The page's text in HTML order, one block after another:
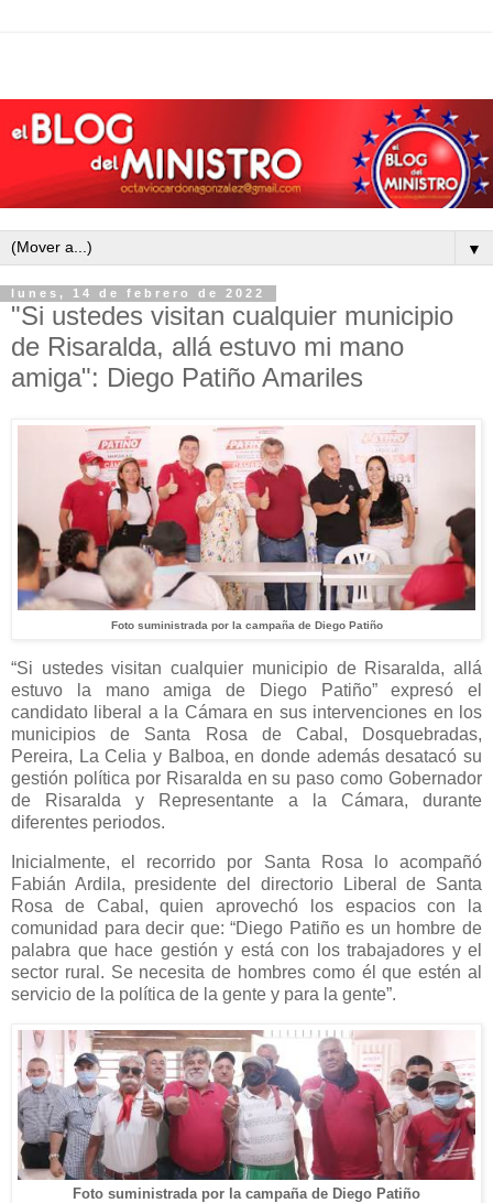
▼
lunes, 14 de febrero de 2022
"Si ustedes visitan cualquier municipio
de Risaralda, allá estuvo mi mano
amiga": Diego Patiño Amariles
Foto suministrada por la campaña de Diego Patiño
“Si ustedes visitan cualquier municipio de Risaralda, allá
estuvo la mano amiga de Diego Patiño” expresó el
candidato liberal a la Cámara en sus intervenciones en los
municipios de Santa Rosa de Cabal, Dosquebradas,
Pereira, La Celia y Balboa, en donde además desatacó su
gestión política por Risaralda en su paso como Gobernador
de Risaralda y Representante a la Cámara, durante
diferentes periodos.
Inicialmente, el recorrido por Santa Rosa lo acompañó
Fabián Ardila, presidente del directorio Liberal de Santa
Rosa de Cabal, quien aprovechó los espacios con la
comunidad para decir que: “Diego Patiño es un hombre de
palabra que hace gestión y está con los trabajadores y el
sector rural. Se necesita de hombres como él que estén al
servicio de la política de la gente y para la gente”.
Foto suministrada por la campaña de Diego Patiño